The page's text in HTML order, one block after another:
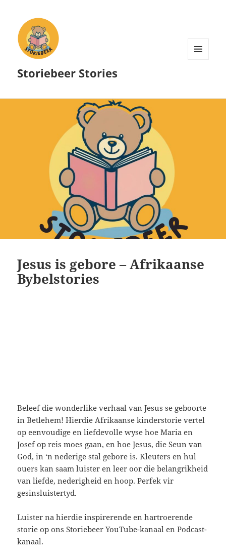
Storiebeer Stories
Jesus is gebore – Afrikaanse
Bybelstories
Beleef die wonderlike verhaal van Jesus se geboorte
in Betlehem! Hierdie Afrikaanse kinderstorie vertel
op eenvoudige en liefdevolle wyse hoe Maria en
Josef op reis moes gaan, en hoe Jesus, die Seun van
God, in ‘n nederige stal gebore is. Kleuters en hul
ouers kan saam luister en leer oor die belangrikheid
van liefde, nederigheid en hoop. Perfek vir
gesinsluistertyd.
Luister na hierdie inspirerende en hartroerende
storie op ons Storiebeer YouTube-kanaal en Podcast-
kanaal.